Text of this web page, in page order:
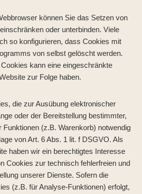
können Sie das Setzen von
oder unterbinden. Viele
so konfigurieren, dass Cookies mit
von selbst gelöscht werden.
kann eine eingeschränkte
zur Folge haben.
die zur Ausübung elektronischer
oder der Bereitstellung bestimmter,
(z.B. Warenkorb) notwendig
von Art. 6 Abs. 1 lit. f DSGVO. Als
haben wir ein berechtigtes Interesse
Cookies zur technisch fehlerfreien und
unserer Dienste. Sofern die
(z.B. für Analyse-Funktionen) erfolgt,